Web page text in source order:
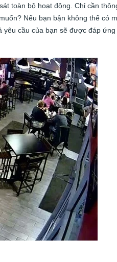
toàn bộ hoạt động. Chỉ cần
Nếu bạn bận không thể có
yêu cầu của bạn sẽ được đáp ứng